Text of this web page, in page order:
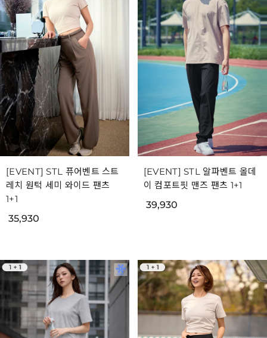
[EVENT] STL 퓨어벤트 스트
레치 원턱 세미 와이드 팬츠
1+1
35,930
[EVENT] STL 알파벤트 올데
이 컴포트핏 맨즈 팬츠 1+1
39,930